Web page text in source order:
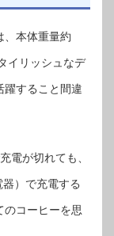
、本体重量約
イリッシュなデ
躍すること間違
電が切れても、
）で充電する
のコーヒーを思